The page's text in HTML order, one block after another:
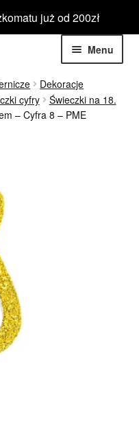
już od 200zł
Menu
menu
Dekoracje
cyfry
Świeczki na 18.
– Cyfra 8 – PME